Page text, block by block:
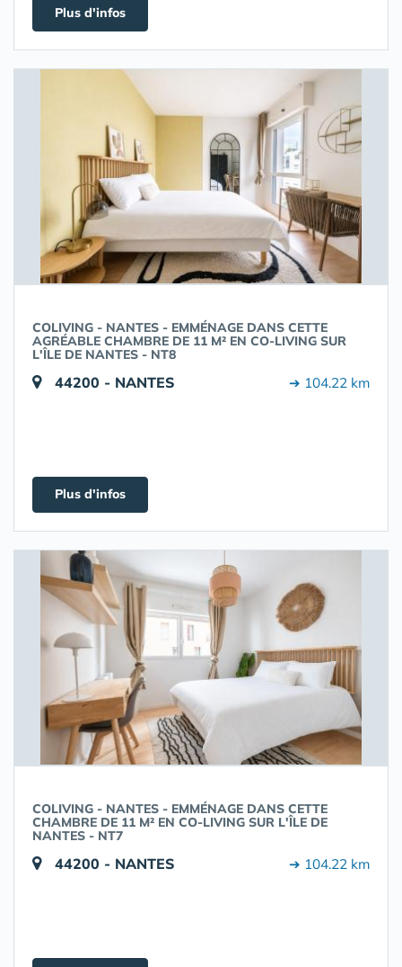
Plus d'infos
COLIVING - NANTES - EMMÉNAGE DANS CETTE
AGRÉABLE CHAMBRE DE 11 M² EN CO-LIVING SUR
L'ÎLE DE NANTES - NT8
44200 - NANTES ➔ 104.22 km
Plus d'infos
COLIVING - NANTES - EMMÉNAGE DANS CETTE
CHAMBRE DE 11 M² EN CO-LIVING SUR L'ÎLE DE
NANTES - NT7
44200 - NANTES ➔ 104.22 km